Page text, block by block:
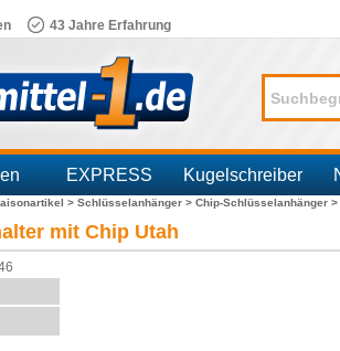
43 Jahre Erfahrung
EXPRESS Kugelschreiber
> Schlüsselanhänger > Chip-Schlüsselanhänger >
mit Chip Utah